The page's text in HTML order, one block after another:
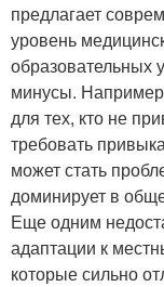
предлагает
уровень
образовательных
минусы.
для тех, кто не
требовать
может стать
доминирует в
Еще одним
адаптации к
которые сильно